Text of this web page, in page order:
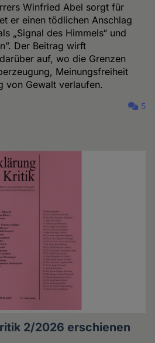
Winfried Abel sorgt für
er einen tödlichen Anschlag
„Signal des Himmels“ und
Der Beitrag wirft
auf, wo die Grenzen
Meinungsfreiheit
von Gewalt verlaufen.
5
2/2026 erschienen